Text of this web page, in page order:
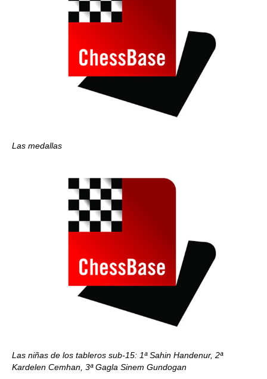
Las medallas
Las niñas de los tableros sub-15: 1ª Sahin Handenur, 2ª
Kardelen Cemhan, 3ª Gagla Sinem Gundogan